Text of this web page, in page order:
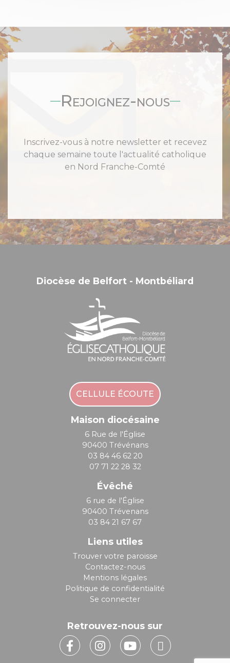
Rejoignez-nous
Inscrivez-vous à notre newsletter et recevez
chaque semaine toute l'actualité catholique
en Nord Franche-Comté
Diocèse de Belfort - Montbéliard
CELLULE ÉCOUTE
Maison diocésaine
6 Rue de l'Église
90400 Trévénans
03 84 46 62 20
07 71 22 28 32
Évêché
6 rue de l'Église
90400 Trévenans
03 84 21 67 67
Liens utiles
Trouver votre paroisse
Contactez-nous
Mentions légales
Politique de confidentialité
Se connecter
Retrouvez-nous sur